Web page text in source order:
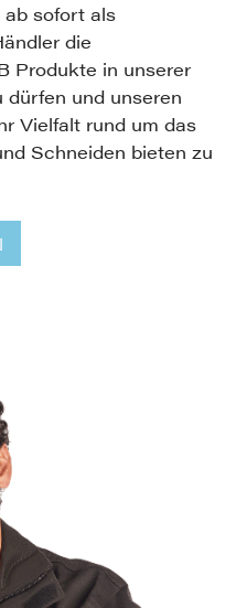
ab sofort als
die
Produkte in unserer
dürfen und unseren
Vielfalt rund um das
Schneiden bieten zu